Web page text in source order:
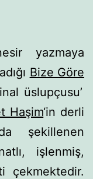
yazmaya
Bize Göre
üslupçusu’
Haşim‘in derli
şekillenen
işlenmiş,
çekmektedir.